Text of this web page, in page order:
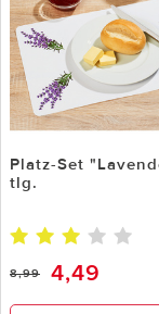
Platz-Set
tlg.
8,99 4,49